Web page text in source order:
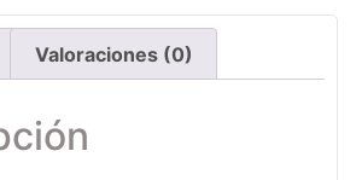
Valoraciones (0)